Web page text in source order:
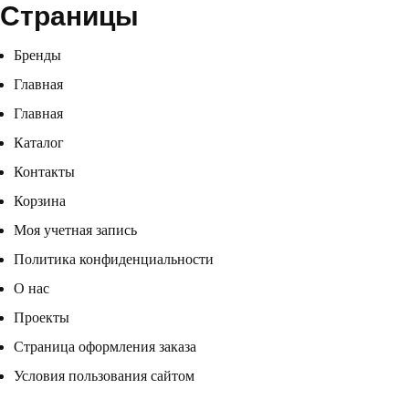
Страницы
Бренды
Главная
Главная
Каталог
Контакты
Корзина
Моя учетная запись
Политика конфиденциальности
О нас
Проекты
Страница оформления заказа
Условия пользования сайтом